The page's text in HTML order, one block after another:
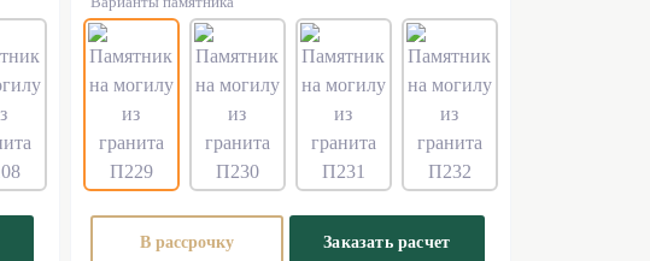
В рассрочку Заказать расчет